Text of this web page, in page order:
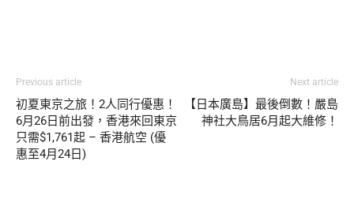
Previous article
初夏東京之旅！2人同行優惠！
6月26日前出發，香港來回東京
只需$1,761起 – 香港航空 (優
惠至4月24日)
Next article
【日本廣島】最後倒數！嚴島
神社大鳥居6月起大維修！